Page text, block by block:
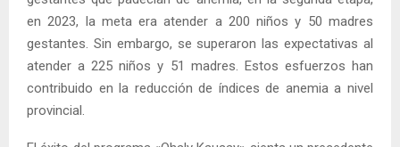
en 2023, la meta era atender a 200 niños y 50 madres
gestantes. Sin embargo, se superaron las expectativas al
atender a 225 niños y 51 madres. Estos esfuerzos han
contribuido en la reducción de índices de anemia a nivel
provincial.